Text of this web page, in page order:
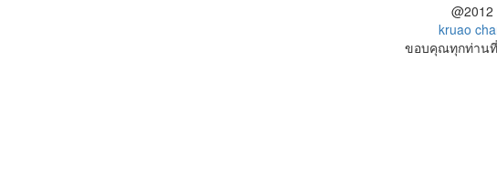
@2012
kruao
ขอบคุณทุกท่านที่